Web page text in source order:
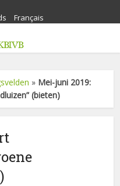
Français
» Mei-juni 2019:
(bieten)